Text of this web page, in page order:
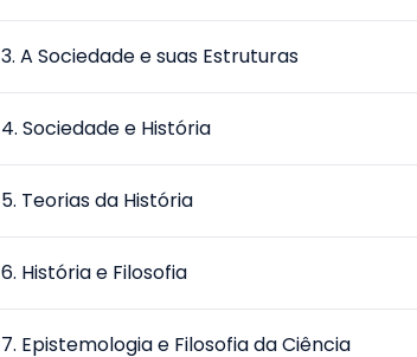
3.A Sociedade e suas Estruturas
4.Sociedade e História
5. Teorias da História
6. História e Filosofia
7. Epistemologia e Filosofia da Ciência